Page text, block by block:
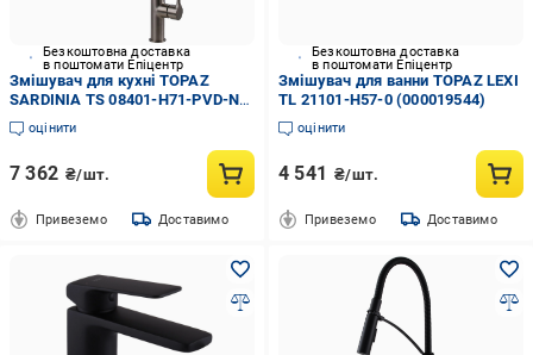
Безкоштовна доставка
в поштомати Епіцентр
Змішувач для кухні TOPAZ
SARDINIA TS 08401-H71-PVD-NB
(000030878)
оцінити
7 362 ₴/шт.
Привеземо Доставимо
Безкоштовна доставка
в поштомати Епіцентр
Змішувач для ванни TOPAZ LEXI
TL 21101-H57-0 (000019544)
оцінити
4 541 ₴/шт.
Привеземо Доставимо